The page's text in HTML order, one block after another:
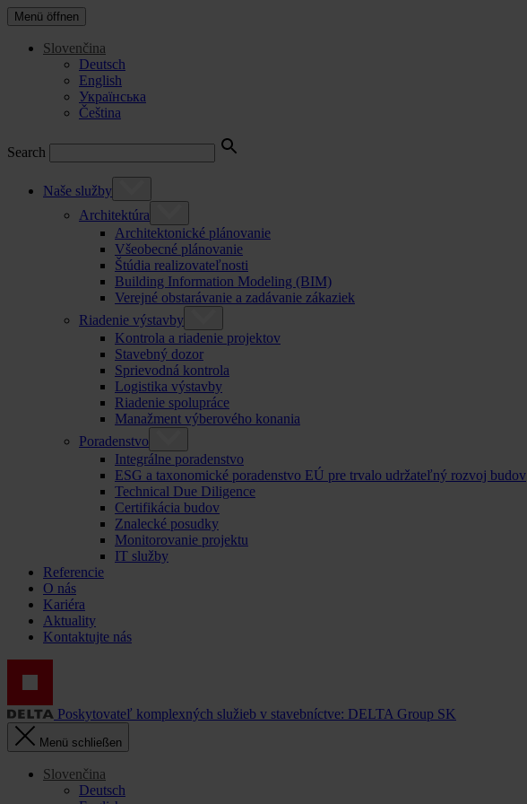
Menü öffnen
Slovenčina
Deutsch
English
Українська
Čeština
Search
Naše služby
Architektúra
Architektonické plánovanie
Všeobecné plánovanie
Štúdia realizovateľnosti
Building Information Modeling (BIM)
Verejné obstarávanie a zadávanie zákaziek
Riadenie výstavby
Kontrola a riadenie projektov
Stavebný dozor
Sprievodná kontrola
Logistika výstavby
Riadenie spolupráce
Manažment výberového konania
Poradenstvo
Integrálne poradenstvo
ESG a taxonomické poradenstvo EÚ pre trvalo udržateľný rozvoj budov
Technical Due Diligence
Certifikácia budov
Znalecké posudky
Monitorovanie projektu
IT služby
Referencie
O nás
Kariéra
Aktuality
Kontaktujte nás
Poskytovateľ komplexných služieb v stavebníctve: DELTA Group SK
Menü schließen
Slovenčina
Deutsch